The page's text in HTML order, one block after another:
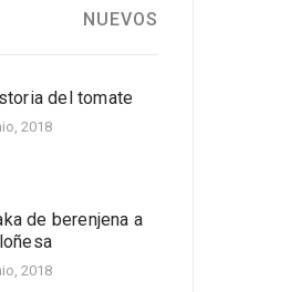
NUEVOS
del tomate
2018
de berenjena a
2018
beneficios para la
la piña
fácil: Molde de
y pollo al